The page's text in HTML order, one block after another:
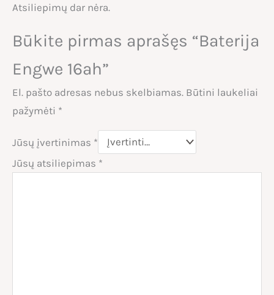
Atsiliepimų dar nėra.
Būkite pirmas aprašęs “Baterija
Engwe 16ah”
El. pašto adresas nebus skelbiamas. Būtini laukeliai
pažymėti *
Jūsų įvertinimas *
Jūsų atsiliepimas *